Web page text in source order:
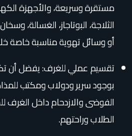
مستقرة وسريعة، والأجهزة
الثلاجة، البوتاجاز، الغسالة،
أو وسائل تهوية مناسبة خاصة
تقسيم عملي للغرف: يفضل أن
بوجود سرير ودولاب ومكتب
الفوضى والازدحام داخل
الطلاب وراحتهم.